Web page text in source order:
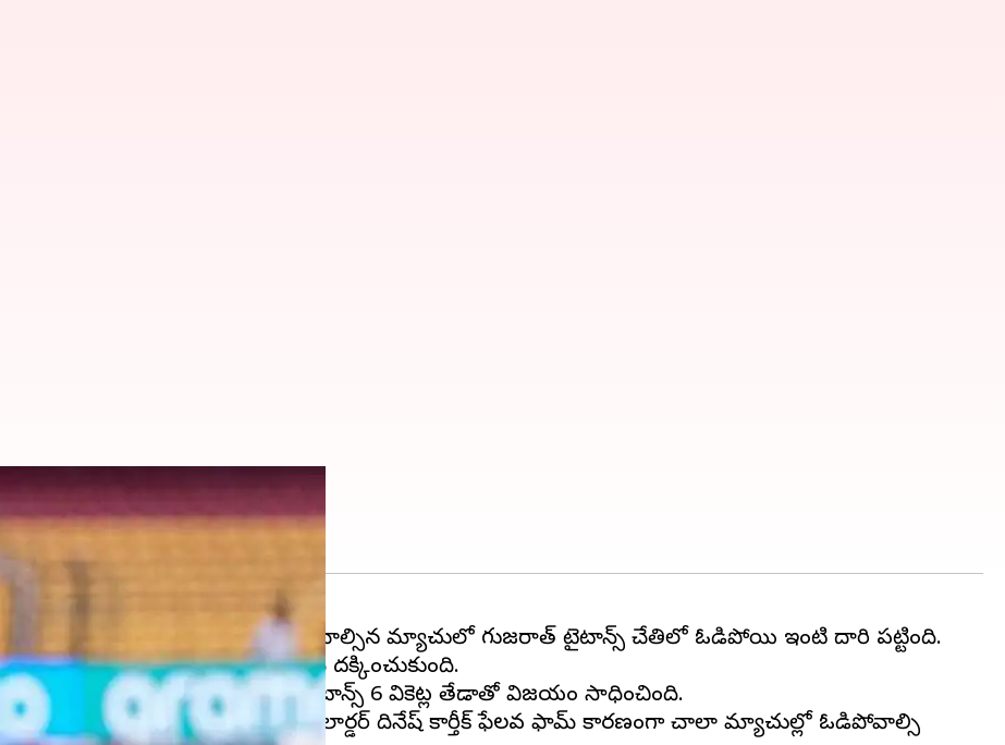
అతడే : డుప్లెసిస్
నిష్క్రమించింది. తప్పక గెలవాల్సిన మ్యాచులో గుజరాత్ టైటాన్స్ చేతిలో ఓడిపోయి ఇంటి దారి పట్టింది.
14 పాయింట్లను మాత్రమే దక్కించుకుంది.
ఘోరంగా విఫలమైంది. దీంతో గుజరాత్ టైటాన్స్ 6 వికెట్ల తేడాతో విజయం సాధించింది.
ఆసక్తికర వ్యాఖ్యలు చేశాడు. మిడిలార్డర్ దినేష్ కార్తీక్ ఫేలవ ఫామ్ కారణంగా చాలా మ్యాచుల్లో ఓడిపోవాల్సి